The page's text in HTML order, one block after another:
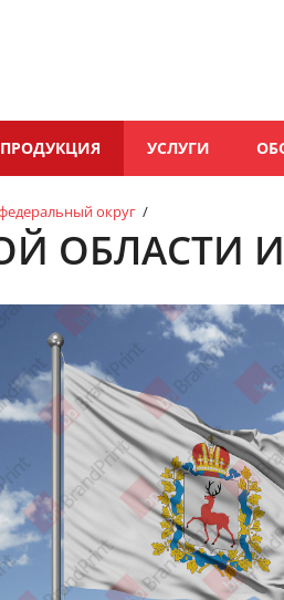
ПРОДУКЦИЯ УСЛУГИ
округ /
ОБЛАСТИ